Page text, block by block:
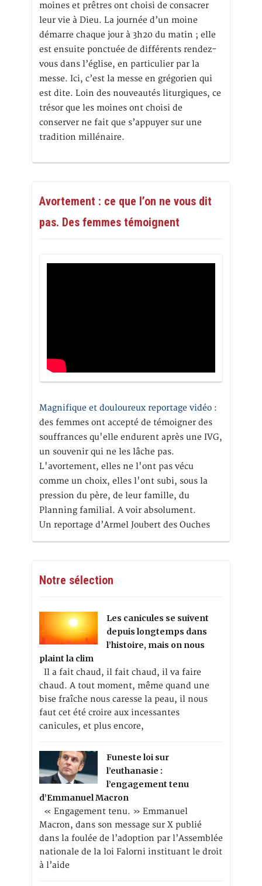
moines et prêtres ont choisi de consacrer
leur vie à Dieu. La journée d’un moine
démarre chaque jour à 3h20 du matin ; elle
est ensuite ponctuée de différents rendez-
vous dans l’église, en particulier par la
messe. Ici, c’est la messe en grégorien qui
est dite. Loin des nouveautés liturgiques, ce
trésor que les moines ont choisi de
conserver ne fait que s’appuyer sur une
tradition millénaire.
Avortement : ce que l’on ne vous dit
pas. Des femmes témoignent
Magnifique et douloureux reportage vidéo :
des femmes ont accepté de témoigner des
souffrances qu'elle endurent après une IVG,
un souvenir qui ne les lâche pas.
L'avortement, elles ne l'ont pas vécu
comme un choix, elles l'ont subi, sous la
pression du père, de leur famille, du
Planning familial. A voir absolument.
Un reportage d’Armel Joubert des Ouches
Notre sélection
Les canicules se suivent
depuis longtemps dans
l’histoire, mais on nous
plaint la clim
Il a fait chaud, il fait chaud, il va faire
chaud. A tout moment, même quand une
bise fraîche nous caresse la peau, il nous
faut cet été croire aux incessantes
canicules, et plus encore,
Funeste loi sur
l’euthanasie :
l’engagement tenu
d’Emmanuel Macron
« Engagement tenu. » Emmanuel
Macron, dans son message sur X publié
dans la foulée de l’adoption par l’Assemblée
nationale de la loi Falorni instituant le droit
à l’aide